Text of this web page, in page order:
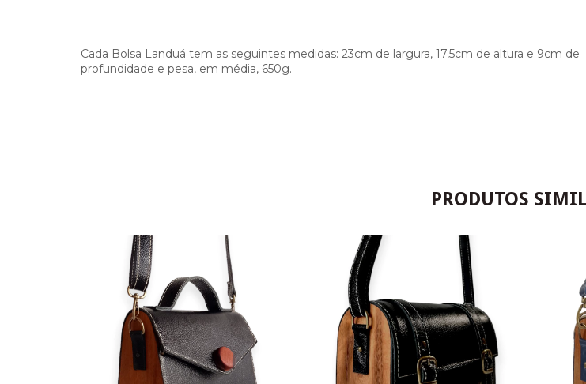
Cada Bolsa Landuá tem as seguintes medidas: 23cm de largura, 17,5cm de altura e 9cm de
profundidade e pesa, em média, 650g.
PRODUTOS